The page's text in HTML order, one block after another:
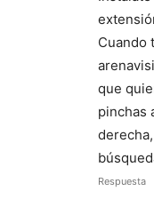
Cuando
que
pinchas
Respuesta